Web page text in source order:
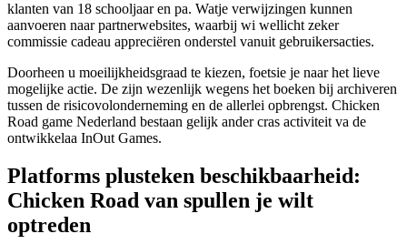
klanten van 18 schooljaar en pa. Watje verwijzingen kunnen
aanvoeren naar partnerwebsites, waarbij wi wellicht zeker
commissie cadeau appreciëren onderstel vanuit gebruikersacties.
Doorheen u moeilijkheidsgraad te kiezen, foetsie je naar het lieve
mogelijke actie. De zijn wezenlijk wegens het boeken bij archiveren
tussen de risicovolonderneming en de allerlei opbrengst. Chicken
Road game Nederland bestaan gelijk ander cras activiteit va de
ontwikkelaa InOut Games.
Platforms plusteken beschikbaarheid:
Chicken Road van spullen je wilt
optreden